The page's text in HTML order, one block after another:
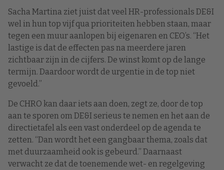
Sacha Martina ziet juist dat veel HR-professionals DE&I
wel in hun top vijf qua prioriteiten hebben staan, maar
tegen een muur aanlopen bij eigenaren en CEO’s. “Het
lastige is dat de effecten pas na meerdere jaren
zichtbaar zijn in de cijfers. De winst komt op de lange
termijn. Daardoor wordt de urgentie in de top niet
gevoeld.”
De CHRO kan daar iets aan doen, zegt ze, door de top
aan te sporen om DE&I serieus te nemen en het aan de
directietafel als een vast onderdeel op de agenda te
zetten. “Dan wordt het een gangbaar thema, zoals dat
met duurzaamheid ook is gebeurd.” Daarnaast
verwacht ze dat de toenemende wet- en regelgeving